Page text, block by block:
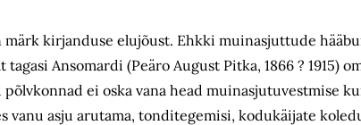
kirjanduse elujõust. Ehkki muinasjuttude
Ansomardi (Peäro August Pitka, 1866 ? 1915)
põlvkonnad ei oska vana head muinasjutuvestmise
vanu asju arutama, tonditegemisi, kodukäijate